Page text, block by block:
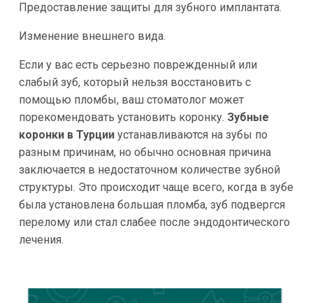
Предоставление защиты для зубного имплантата.
Изменение внешнего вида.
Если у вас есть серьезно поврежденный или
слабый зуб, который нельзя восстановить с
помощью пломбы, ваш стоматолог может
порекомендовать установить коронку. Зубные
коронки в Турцииустанавливаются на зубы по
разным причинам, но обычно основная причина
заключается в недостаточном количестве зубной
структуры. Это происходит чаще всего, когда в зубе
была установлена большая пломба, зуб подвергся
перелому или стал слабее после эндодонтического
лечения.